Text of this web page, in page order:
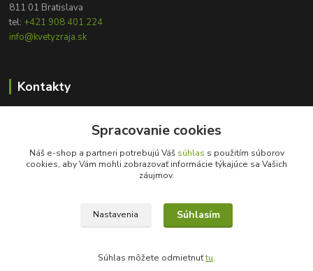
811 01 Bratislava
tel: +421 908 401 224
info@kvetyzraja.sk
Kontakty
+421 908 401 224
info@kvetyzraja.sk
Spracovanie cookies
Náš e-shop a partneri potrebujú Váš súhlas s použitím súborov
cookies, aby Vám mohli zobrazovať informácie týkajúce sa Vašich
záujmov.
Nastavenia Súhlasím
Súhlas môžete odmietnuťtu.